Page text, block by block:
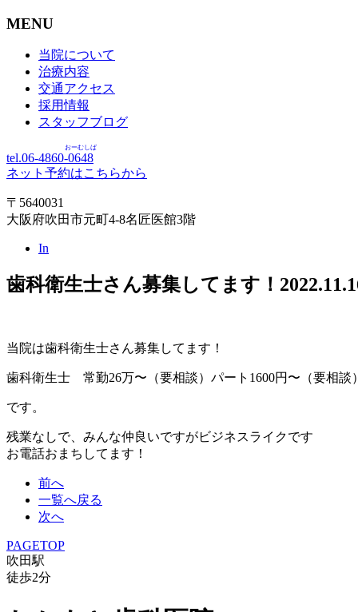
MENU
当院について
治療内容
交通アクセス
採用情報
スタッフブログ
tel.06-4860-0648
おーむしば
ネット予約はこちらから
〒5640031
大阪府吹田市元町4-8名匠医館3階
In
歯科衛生士さん募集してます！
当院は歯科衛生士さん募集してます！
歯科衛生士 常勤26万〜（要相談）パート1600円〜（要相談
です。
残業なしで、みんな仲良いですがビジネスライクです
お電話おまちしてます！
前へ
一覧へ戻る
次へ
PAGETOP
吹田駅
徒歩2分